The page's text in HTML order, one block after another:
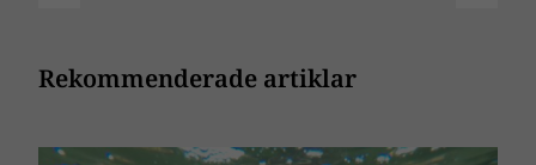
Rekommenderade artiklar